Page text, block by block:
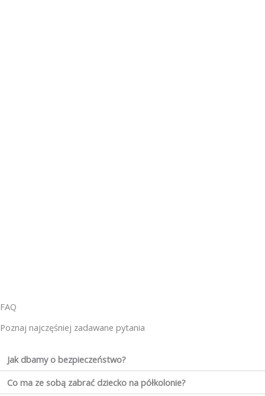
FAQ
Poznaj najczęśniej zadawane pytania
Jak dbamy o bezpieczeństwo?
Co ma ze sobą zabrać dziecko na półkolonie?